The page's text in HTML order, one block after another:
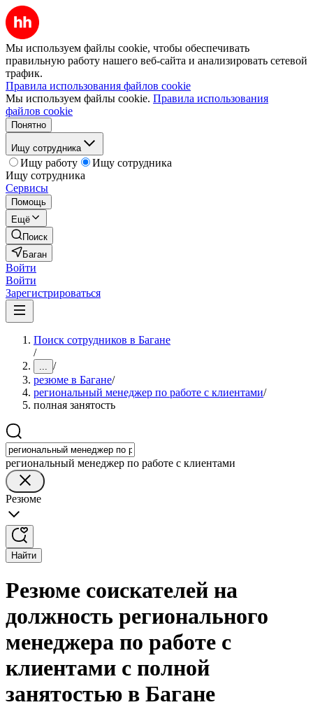
Мы используем файлы cookie, чтобы обеспечивать
правильную работу нашего веб-сайта и анализировать сетевой
трафик.
Правила использования файлов cookie
Мы используем файлы cookie. Правила использования
файлов cookie
Понятно
Ищу сотрудника
Ищу работу
Ищу сотрудника
Ищу сотрудника
Сервисы
Помощь
Ещё
Поиск
Баган
Войти
Войти
Зарегистрироваться
Поиск сотрудников в Багане
/
... /
резюме в Багане/
региональный менеджер по работе с клиентами/
полная занятость
региональный менеджер по работе с клиентами
Резюме
Найти
Резюме соискателей на
должность регионального
менеджера по работе с
клиентами с полной
занятостью в Багане